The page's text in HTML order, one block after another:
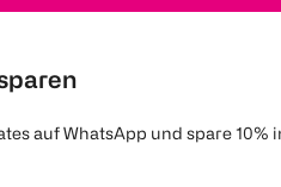
auf WhatsApp und spare 10%